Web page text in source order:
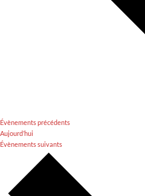
Évènementsprécédents
Aujourd’hui
Évènementssuivants